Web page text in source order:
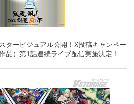
タービジュアル公開！X投稿キャンペー
品）第1話連続ライブ配信実施決定！